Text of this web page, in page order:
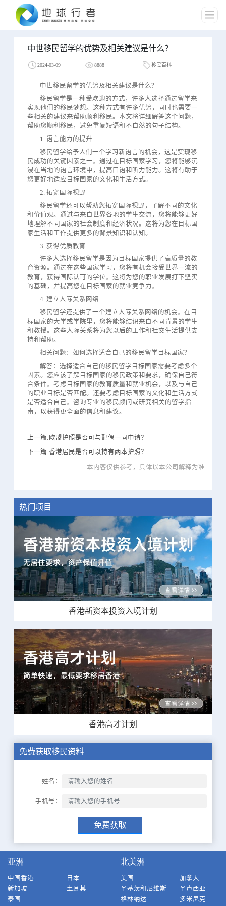
中世移民留学的优势及相关建议是什么？
2024-03-09 8888 移民百科
中世移民留学的优势及相关建议是什么？
移民留学是一种受欢迎的方式，许多人选择通过留学来
实现他们的移民梦想。这种方式有许多优势，同时也需要一
些相关的建议来帮助顺利移民。本文将详细解答这个问题，
帮助您顺利移民，避免重复短语和不自然的句子结构。
1. 语言能力的提升
移民留学给予人们一个学习新语言的机会，这是实现移
民成功的关键因素之一。通过在目标国家学习，您将能够沉
浸在当地的语言环境中，提高口语和听力能力。这将有助于
您更好地适应目标国家的文化和生活方式。
2. 拓宽国际视野
移民留学还可以帮助您拓宽国际视野，了解不同的文化
和价值观。通过与来自世界各地的学生交流，您将能够更好
地理解不同国家的社会制度和经济状况。这将为您在目标国
家生活和工作提供更多的背景知识和认知。
3. 获得优质教育
许多人选择移民留学是因为目标国家提供了高质量的教
育资源。通过在这些国家学习，您将有机会接受世界一流的
教育，获得国际认可的学位。这将为您的职业发展打下坚实
的基础，并提高您在目标国家的就业竞争力。
4. 建立人际关系网络
移民留学还提供了一个建立人际关系网络的机会。在目
标国家的大学或学院里，您将能够结识来自不同背景的学生
和教授。这些人际关系将为您以后的工作和社交生活提供支
持和帮助。
相关问题：如何选择适合自己的移民留学目标国家？
解答：选择适合自己的移民留学目标国家需要考虑多个
因素。您应该了解目标国家的移民政策和要求，确保自己符
合条件。考虑目标国家的教育质量和就业机会，以及与自己
的职业目标是否匹配。还要考虑目标国家的文化和生活方式
是否适合自己。咨询专业的移民顾问或研究相关的留学指
南，以获得更全面的信息和建议。
上一篇:欧盟护照是否可与配偶一同申请？
下一篇:香港居民是否可以持有两本护照？
本内客仅供参考，具体以本公司解释为准
热门项目
香港新资本投资入境计划
香港高才计划
免费获取移民资料
姓名：
手机号：
免费获取
亚洲
中国香港
日本
新加坡
土耳其
泰国
北美洲
美国
加拿大
圣基茨和尼维斯
圣卢西亚
格林纳达
多米尼克